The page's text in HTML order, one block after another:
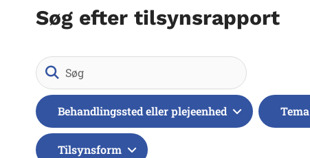
Søg efter tilsynsrapport
Behandlingssted eller plejeenhed Tema
Tilsynsform